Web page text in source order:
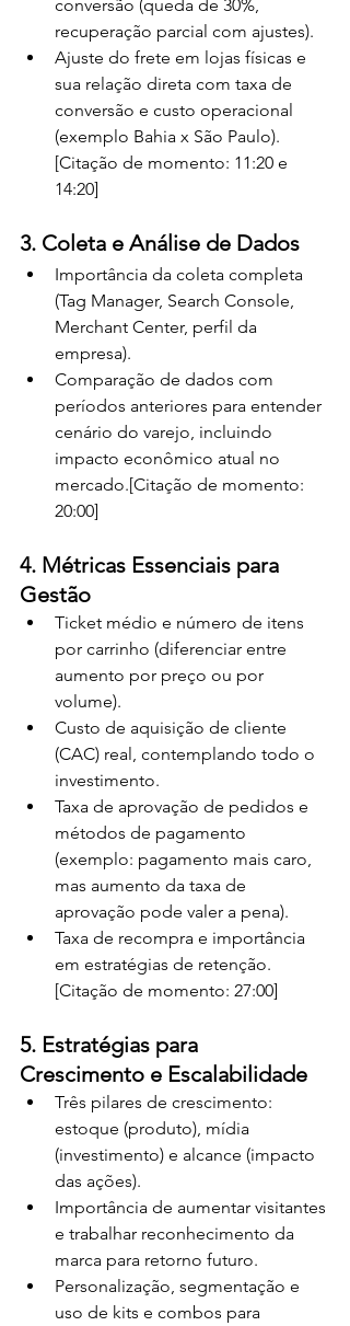
conversão (queda de 30%,
recuperação parcial com ajustes).
Ajuste do frete em lojas físicas e
sua relação direta com taxa de
conversão e custo operacional
(exemplo Bahia x São Paulo).
[Citação de momento: 11:20 e
14:20]
3. Coleta e Análise de Dados
Importância da coleta completa
(Tag Manager, Search Console,
Merchant Center, perfil da
empresa).
Comparação de dados com
períodos anteriores para entender
cenário do varejo, incluindo
impacto econômico atual no
mercado.[Citação de momento:
20:00]
4. Métricas Essenciais para
Gestão
Ticket médio e número de itens
por carrinho (diferenciar entre
aumento por preço ou por
volume).
Custo de aquisição de cliente
(CAC) real, contemplando todo o
investimento.
Taxa de aprovação de pedidos e
métodos de pagamento
(exemplo: pagamento mais caro,
mas aumento da taxa de
aprovação pode valer a pena).
Taxa de recompra e importância
em estratégias de retenção.
[Citação de momento: 27:00]
5. Estratégias para
Crescimento e Escalabilidade
Três pilares de crescimento:
estoque (produto), mídia
(investimento) e alcance (impacto
das ações).
Importância de aumentar visitantes
e trabalhar reconhecimento da
marca para retorno futuro.
Personalização, segmentação e
uso de kits e combos para